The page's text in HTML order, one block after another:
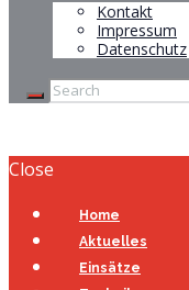
Kontakt
Impressum
Datenschutz
Close
Home
Aktuelles
Einsätze